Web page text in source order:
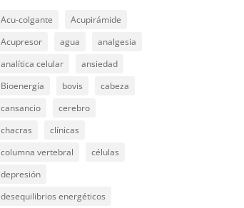
Acu-colgante
Acupirámide
Acupresor
agua
analgesia
analítica celular
ansiedad
Bioenergía
bovis
cabeza
cansancio
cerebro
chacras
clínicas
columna vertebral
células
depresión
desequilibrios energéticos